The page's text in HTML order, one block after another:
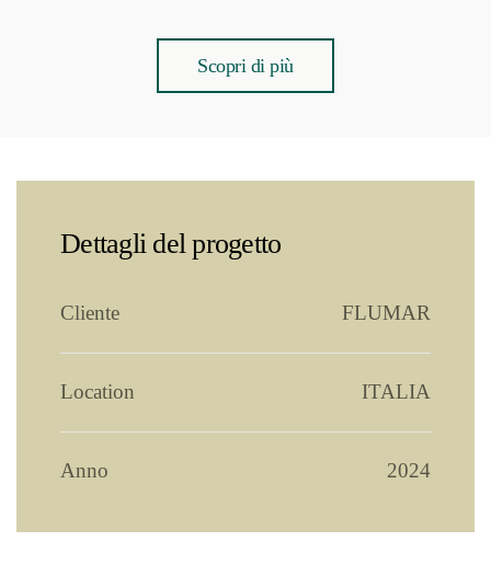
Scopri di più
Dettagli del progetto
Cliente FLUMAR
Location ITALIA
Anno 2024